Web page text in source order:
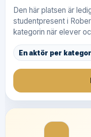
Den här platsen är
studentpresent i
kategorin när elever
En aktör per